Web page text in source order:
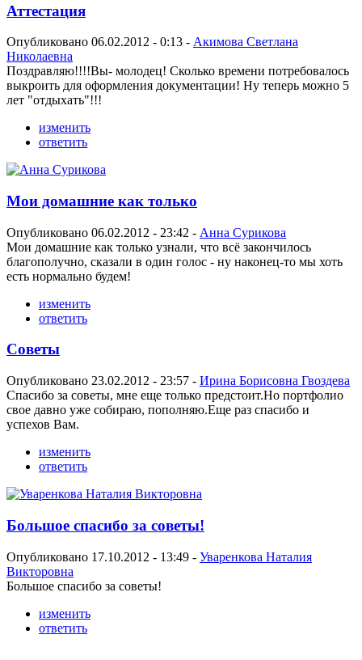
Аттестация
Опубликовано 06.02.2012 - 0:13 - Акимова Светлана
Николаевна
Поздравляю!!!!Вы- молодец! Сколько времени потребовалось
выкроить для оформления документации! Ну теперь можно 5
лет "отдыхать"!!!
изменить
ответить
Мои домашние как только
Опубликовано 06.02.2012 - 23:42 - Анна Сурикова
Мои домашние как только узнали, что всё закончилось
благополучно, сказали в один голос - ну наконец-то мы хоть
есть нормально будем!
изменить
ответить
Советы
Опубликовано 23.02.2012 - 23:57 - Ирина Борисовна Гвоздева
Спасибо за советы, мне еще только предстоит.Но портфолио
свое давно уже собираю, пополняю.Еще раз спасибо и
успехов Вам.
изменить
ответить
Большое спасибо за советы!
Опубликовано 17.10.2012 - 13:49 - Уваренкова Наталия
Викторовна
Большое спасибо за советы!
изменить
ответить